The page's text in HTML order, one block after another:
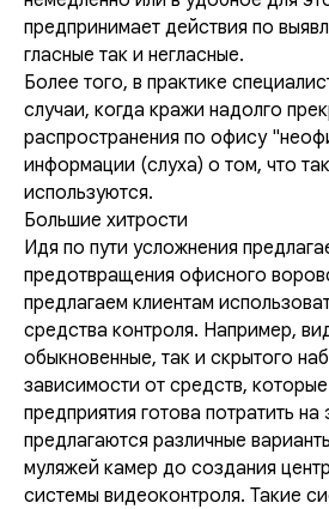
предпринимает действия по
гласные так и негласные.
Более того, в практике
случаи, когда кражи надолго
распространения по офису
информации (слуха) о том, что
используются.
Большие хитрости
Идя по пути усложнения
предотвращения офисного
предлагаем клиентам
средства контроля. Например,
обыкновенные, так и скрытого
зависимости от средств,
предприятия готова потратить на
предлагаются различные
муляжей камер до создания
системы видеоконтроля. Такие